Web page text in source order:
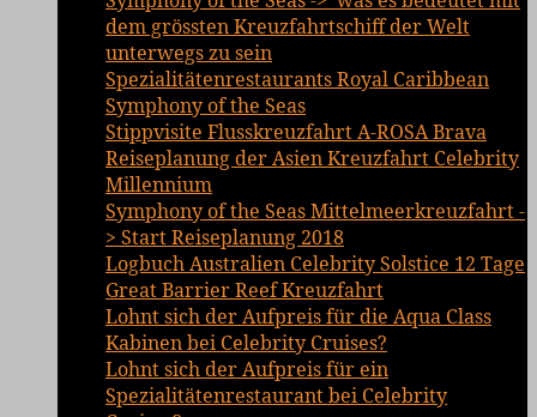
dem grössten Kreuzfahrtschiff der Welt
unterwegs zu sein
Spezialitätenrestaurants Royal Caribbean
Symphony of the Seas
Stippvisite Flusskreuzfahrt A-ROSA Brava
Reiseplanung der Asien Kreuzfahrt Celebrity
Millennium
Symphony of the Seas Mittelmeerkreuzfahrt -
> Start Reiseplanung 2018
Logbuch Australien Celebrity Solstice 12 Tage
Great Barrier Reef Kreuzfahrt
Lohnt sich der Aufpreis für die Aqua Class
Kabinen bei Celebrity Cruises?
Lohnt sich der Aufpreis für ein
Spezialitätenrestaurant bei Celebrity